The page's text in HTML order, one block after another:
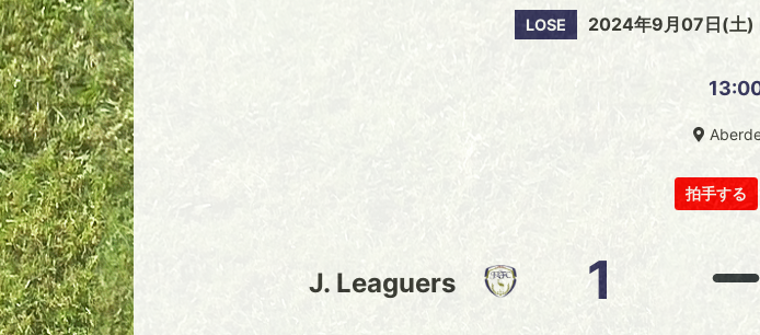
LOSE 2024年9月07日(土)
拍手する
J. Leaguers 1